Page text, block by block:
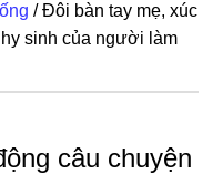
/Đôi bàn tay mẹ, xúc
sinh của người làm
câu chuyện